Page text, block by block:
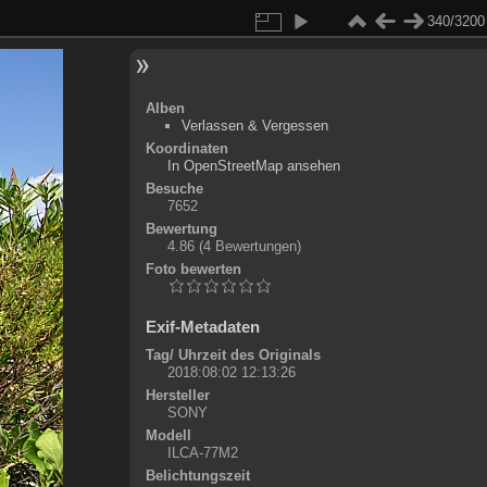
340/3200
Alben
Verlassen & Vergessen
Koordinaten
+
-
In OpenStreetMap ansehen
Besuche
7652
Bewertung
4.86 (4 Bewertungen)
Foto bewerten
Exif-Metadaten
Tag/ Uhrzeit des Originals
2018:08:02 12:13:26
Hersteller
SONY
Modell
ILCA-77M2
Belichtungszeit